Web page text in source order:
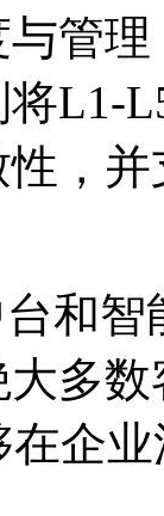
与管
L1-

台和
大
在企